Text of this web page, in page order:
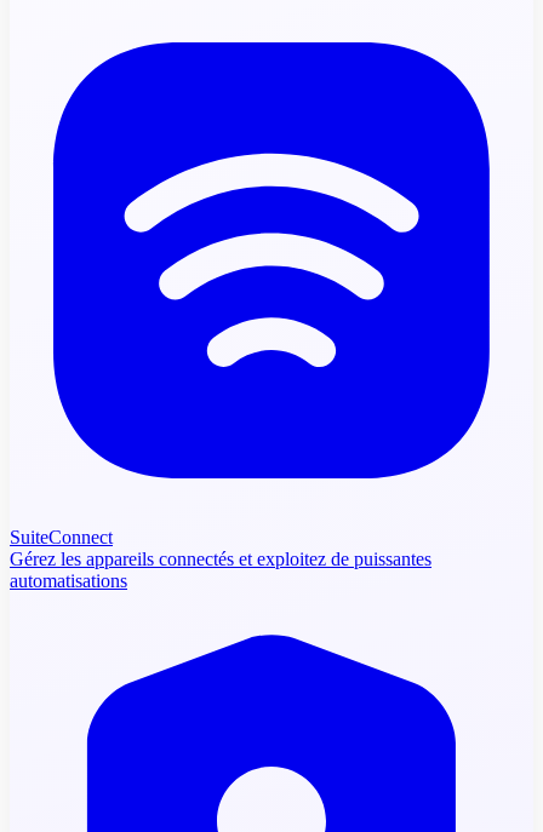
SuiteConnect
Gérez les appareils connectés et exploitez de puissantes
automatisations